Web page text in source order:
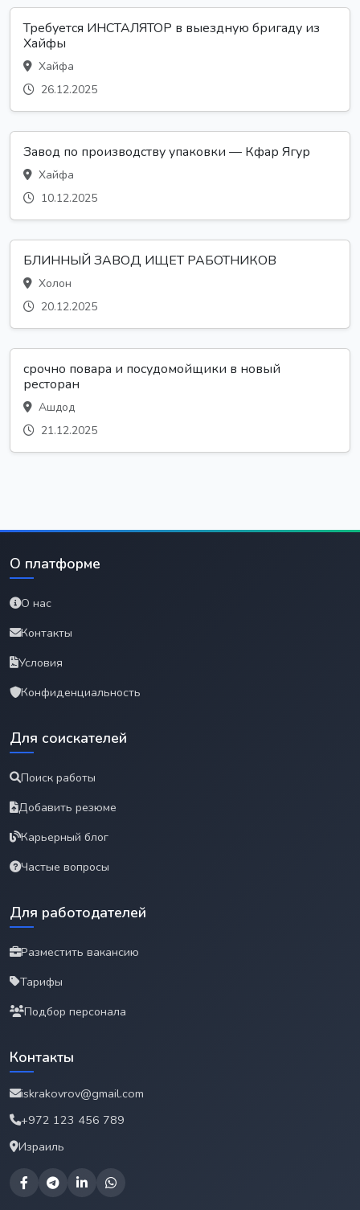
Требуется ИНСТАЛЯТОР в выездную бригаду из
Хайфы
Хайфа
26.12.2025
Завод по производству упаковки — Кфар Ягур
Хайфа
10.12.2025
БЛИННЫЙ ЗАВОД ИЩЕТ РАБОТНИКОВ
Холон
20.12.2025
срочно повара и посудомойщики в новый
ресторан
Ашдод
21.12.2025
О платформе
О нас
Контакты
Условия
Конфиденциальность
Для соискателей
Поиск работы
Добавить резюме
Карьерный блог
Частые вопросы
Для работодателей
Разместить вакансию
Тарифы
Подбор персонала
Контакты
iskrakovrov@gmail.com
+972 123 456 789
Израиль